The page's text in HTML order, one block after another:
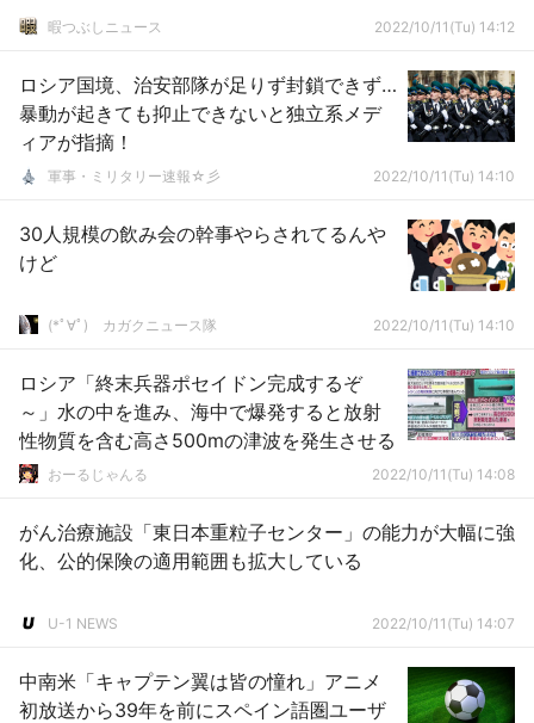
暇つぶしニュース 2022/10/11(Tu) 14:12
ロシア国境、治安部隊が足りず封鎖できず…
暴動が起きても抑止できないと独立系メデ
ィアが指摘！
軍事・ミリタリー速報☆彡 2022/10/11(Tu) 14:10
30人規模の飲み会の幹事やらされてるんや
けど
(*ﾟ∀ﾟ)ゞカガクニュース隊 2022/10/11(Tu) 14:10
ロシア「終末兵器ポセイドン完成するぞ
～」水の中を進み、海中で爆発すると放射
性物質を含む高さ500mの津波を発生させる
おーるじゃんる 2022/10/11(Tu) 14:08
がん治療施設「東日本重粒子センター」の能力が大幅に強
化、公的保険の適用範囲も拡大している
U-1 NEWS 2022/10/11(Tu) 14:07
中南米「キャプテン翼は皆の憧れ」アニメ
初放送から39年を前にスペイン語圏ユーザ